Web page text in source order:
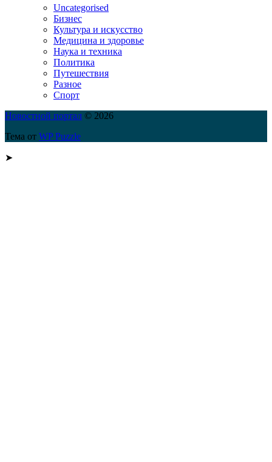
Uncategorised
Бизнес
Культура и искусство
Медицина и здоровье
Наука и техника
Политика
Путешествия
Разное
Спорт
Новостной портал © 2026
Тема от WP Puzzle
➤